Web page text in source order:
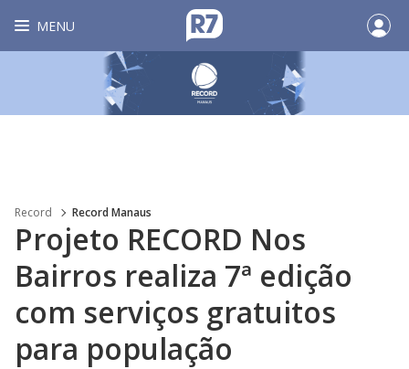
MENU
Record Record Manaus
Projeto RECORD Nos
Bairros realiza 7ª edição
com serviços gratuitos
para população